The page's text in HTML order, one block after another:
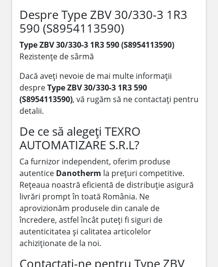
Despre Type ZBV 30/330-3 1R3
590 (S8954113590)
Type ZBV 30/330-3 1R3 590 (S8954113590)
Rezistențe de sârmă
Dacă aveți nevoie de mai multe informații
despreType ZBV 30/330-3 1R3 590
(S8954113590), vă rugăm să ne contactați pentru
detalii.
De ce să alegeți TEXRO
AUTOMATIZARE S.R.L?
Ca furnizor independent, oferim produse
autentice Danotherm la prețuri competitive.
Rețeaua noastră eficientă de distribuție asigură
livrări prompt în toată România. Ne
aprovizionăm produsele din canale de
încredere, astfel încât puteți fi siguri de
autenticitatea și calitatea articolelor
achiziționate de la noi.
Contactați-ne pentru Type ZBV